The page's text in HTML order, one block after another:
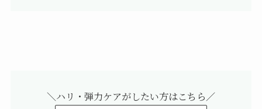
＼ハリ・弾力ケアがしたい方はこちら／